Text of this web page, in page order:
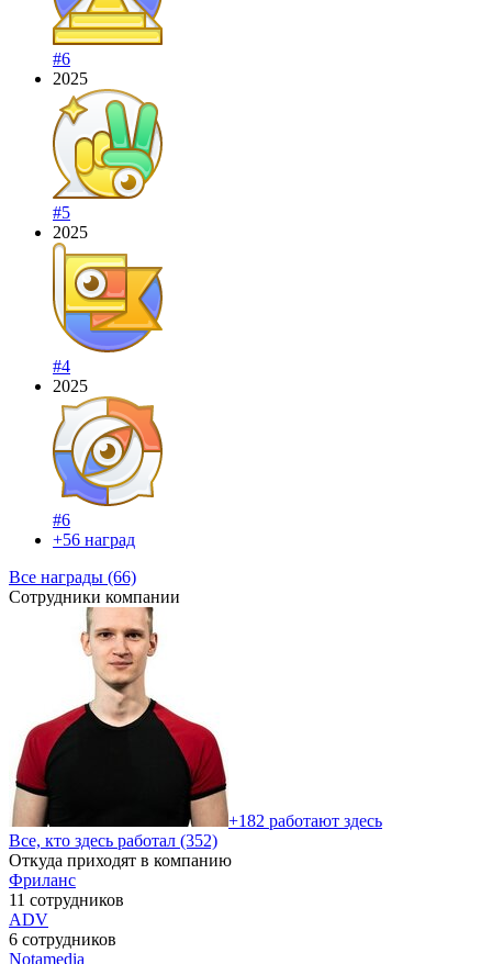
#6
2025
#5
2025
#4
2025
#6
+56 наград
Все награды (66)
Сотрудники компании
+182 работают здесь
Все, кто здесь работал (352)
Откуда приходят в компанию
Фриланс
11 сотрудников
ADV
6 сотрудников
Notamedia